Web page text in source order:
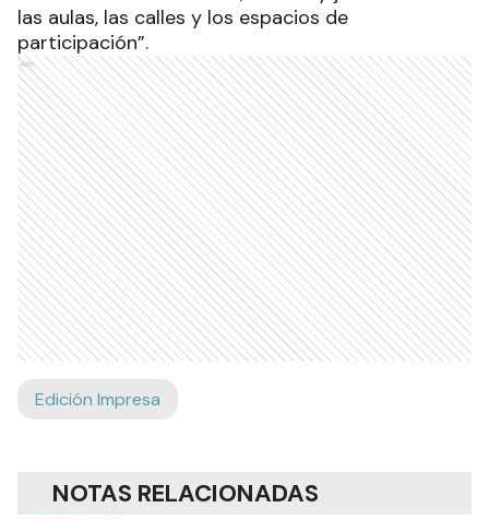
las aulas, las calles y los espacios de
participación”.
Ads
Edición Impresa
NOTAS RELACIONADAS